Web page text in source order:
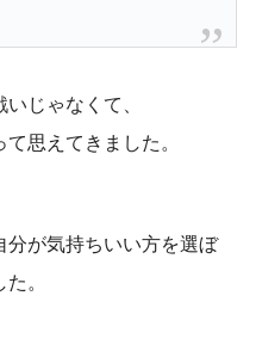
じゃなくて、
て思えてきました。
分が気持ちいい方を選ぼ
。